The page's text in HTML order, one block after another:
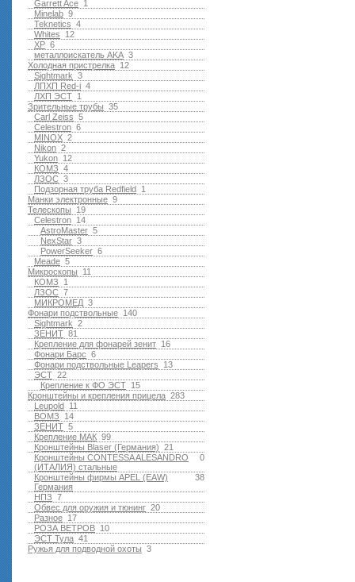
1
Garrett Ace
9
Minelab
4
Teknetics
12
Whites
6
XP
3
металлоискатель AKA
12
Холодная пристрелка
3
Sightmark
4
ЛПХП Red-i
1
ЛХП ЭСТ
35
Зрительные трубы
5
Carl Zeiss
6
Celestron
2
MINOX
2
Nikon
12
Yukon
4
КОМЗ
3
ЛЗОС
1
Подзорная труба Redfield
9
Манки электронные
19
Телескопы
14
Celestron
5
AstroMaster
3
NexStar
6
PowerSeeker
5
Meade
11
Микроскопы
1
КОМЗ
7
ЛЗОС
3
МИКРОМЕД
140
Фонари подствольные
2
Sightmark
81
ЗЕНИТ
16
Крепление для фонарей зенит
6
Фонари Барс
13
Фонари подствольные Leapers
22
ЭСТ
15
Крепление к ФО ЭСТ
283
Кронштейны и крепления прицела
11
Leupold
14
ВОМЗ
5
ЗЕНИТ
99
Крепление МАК
21
Кронштейны Blaser (Германия)
0
Кронштейны CONTESSA ALESANDRO
(ИТАЛИЯ) стальные
38
Кронштейны фирмы APEL (EAW)
Германия
7
НПЗ
20
Обвес для оружия и тюнинг
17
Разное
10
РОЗА ВЕТРОВ
41
ЭСТ Тула
3
Ружья для подводной оxоты